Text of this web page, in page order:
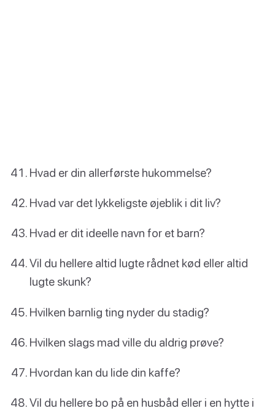
Hvad er din allerførste hukommelse?
Hvad var det lykkeligste øjeblik i dit liv?
Hvad er dit ideelle navn for et barn?
Vil du hellere altid lugte rådnet kød eller altid
lugte skunk?
Hvilken barnlig ting nyder du stadig?
Hvilken slags mad ville du aldrig prøve?
Hvordan kan du lide din kaffe?
Vil du hellere bo på en husbåd eller i en hytte i